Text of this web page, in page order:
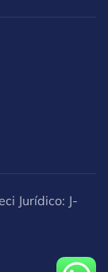
Jurídico: J-